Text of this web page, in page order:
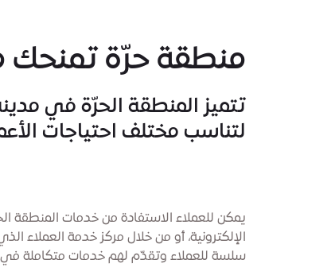
منطقة حرّة تمنحك
تتميز المنطقة الحرّة في
لتناسب مختلف احتياجات
يمكن للعملاء الاستفادة من خدمات المنطقة
الإلكترونية، أو من خلال مركز خدمة العملاء
سلسة للعملاء وتقدّم لهم خدمات متكاملة